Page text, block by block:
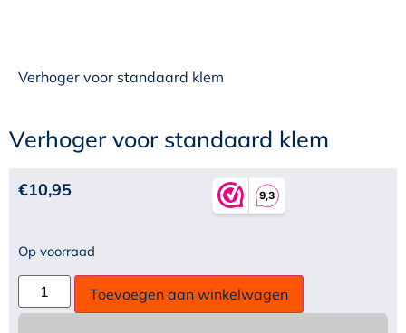
Verhoger voor standaard klem
Verhoger voor standaard klem
€10,95
Op voorraad
Toevoegen aan winkelwagen